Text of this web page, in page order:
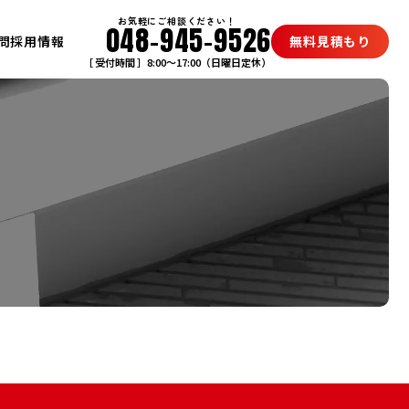
お気軽にご相談ください！
048-945-9526
［ 受付時間 ］8:00〜17:00（日曜日定休）
無料見積もり
採用情報